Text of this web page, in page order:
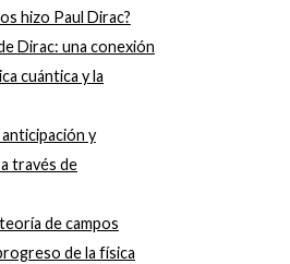
hizo Paul Dirac?
Dirac: una conexión
cuántica y la
y
través de
de campos
de la física